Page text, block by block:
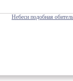
Небеси подобная обитель